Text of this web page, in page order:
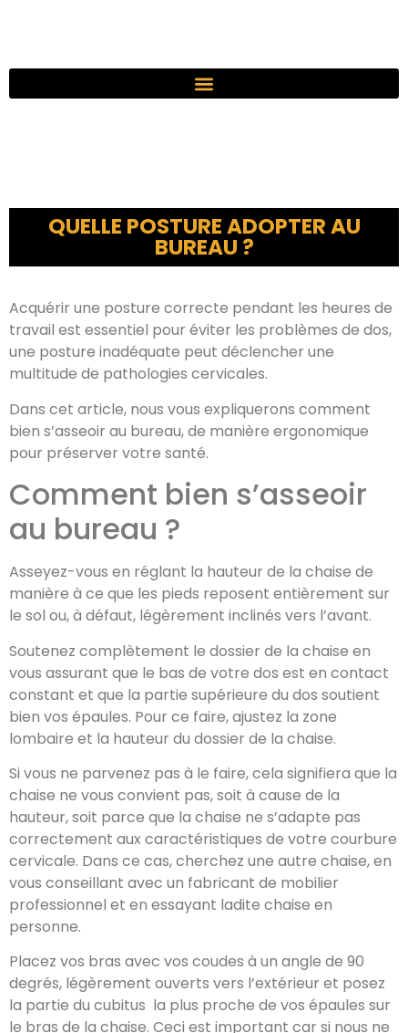
QUELLE POSTURE ADOPTER AU
BUREAU ?
Acquérir une posture correcte pendant les heures de
travail est essentiel pour éviter les problèmes de dos,
une posture inadéquate peut déclencher une
multitude de pathologies cervicales.
Dans cet article, nous vous expliquerons comment
bien s’asseoir au bureau, de manière ergonomique
pour préserver votre santé.
Comment bien s’asseoir
au bureau ?
Asseyez-vous en réglant la hauteur de la chaise de
manière à ce que les pieds reposent entièrement sur
le sol ou, à défaut, légèrement inclinés vers l’avant.
Soutenez complètement le dossier de la chaise en
vous assurant que le bas de votre dos est en contact
constant et que la partie supérieure du dos soutient
bien vos épaules. Pour ce faire, ajustez la zone
lombaire et la hauteur du dossier de la chaise.
Si vous ne parvenez pas à le faire, cela signifiera que la
chaise ne vous convient pas, soit à cause de la
hauteur, soit parce que la chaise ne s’adapte pas
correctement aux caractéristiques de votre courbure
cervicale. Dans ce cas, cherchez une autre chaise, en
vous conseillant avec un fabricant de mobilier
professionnel et en essayant ladite chaise en
personne.
Placez vos bras avec vos coudes à un angle de 90
degrés, légèrement ouverts vers l’extérieur et posez
la partie du cubitus la plus proche de vos épaules sur
le bras de la chaise. Ceci est important car si nous ne